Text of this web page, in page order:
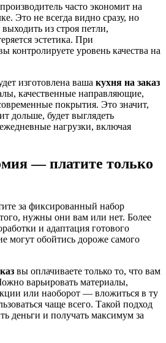
часто экономит на
Это не всегда видно сразу, но
из строя петли,
эстетика. При
контролируете уровень качества на
изготовлена ваша кухня на заказ
качественные направляющие,
покрытия. Это значит,
дольше, будет выглядеть
нагрузки, включая
— платите только
за фиксированный набор
нужны они вам или нет. Более
и адаптация готового
могут обойтись дороже самого
вы оплачиваете только то, что вам
варьировать материалы,
или наоборот — вложиться в ту
чаще всего. Такой подход
деньги и получать максимум за